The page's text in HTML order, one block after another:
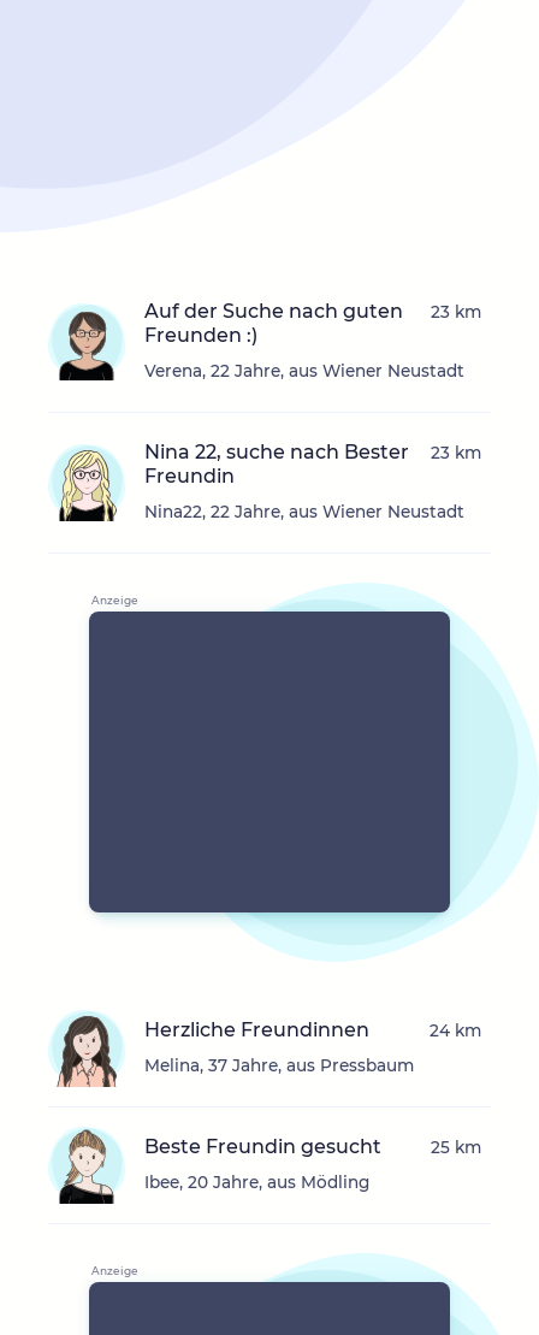
Auf der Suche nach guten
Freunden :)
Verena, 22 Jahre, aus Wiener Neustadt
23 km
Nina 22, suche nach Bester
Freundin
Nina22, 22 Jahre, aus Wiener Neustadt
23 km
Herzliche Freundinnen
Melina, 37 Jahre, aus Pressbaum
24 km
Beste Freundin gesucht
Ibee, 20 Jahre, aus Mödling
25 km